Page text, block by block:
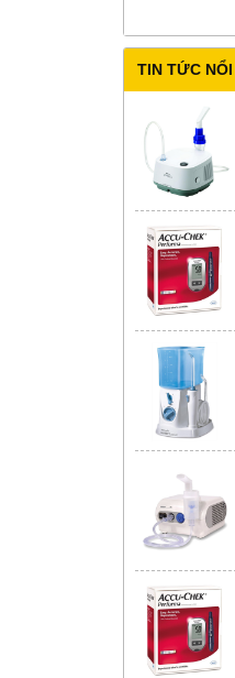
TIN TỨC